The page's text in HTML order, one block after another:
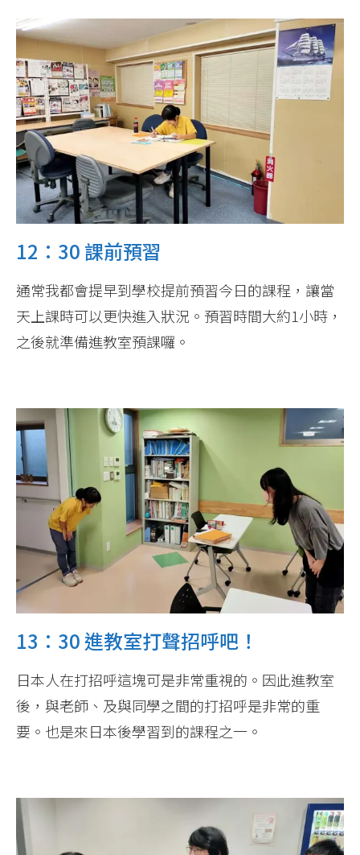
12：30 課前預習
通常我都會提早到學校提前預習今日的課程，讓當
天上課時可以更快進入狀況。預習時間大約1小時，
之後就準備進教室預課囉。
13：30 進教室打聲招呼吧！
日本人在打招呼這塊可是非常重視的。因此進教室
後，與老師、及與同學之間的打招呼是非常的重
要。也是來日本後學習到的課程之一。